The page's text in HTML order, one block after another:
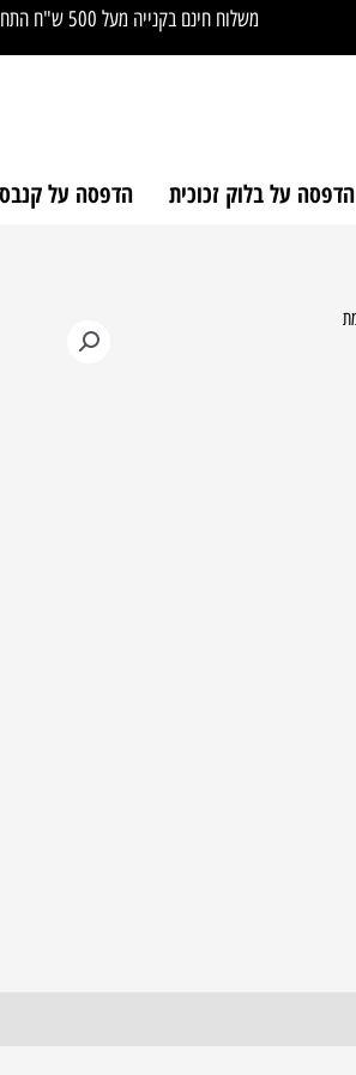
משלוח חינם בקנייה מעל 500 ש"ח התחייבות לרמה הגבוה בארץ !
הדפסה על בלוק זכוכית הדפסה על קנבס